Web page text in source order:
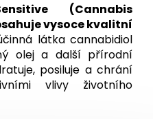
(Cannabis
vysoce kvalitní
látka cannabidiol
olej a další přírodní
posiluje a chrání
vlivy životního